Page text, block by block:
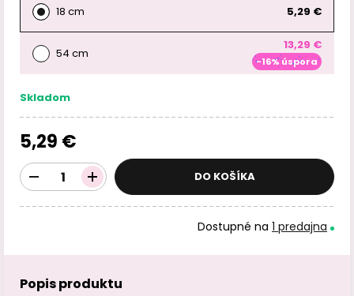
18 cm 5,29 €
54 cm
13,29 €
-16% úspora
Skladom
5,29 €
DO KOŠÍKA
Dostupné na 1 predajna
Popis produktu